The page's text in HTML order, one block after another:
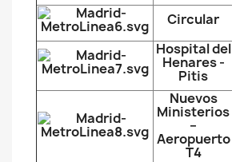
Circular
Hospital del
Henares -
Pitis
Nuevos
Ministerios
–
Aeropuerto
T4